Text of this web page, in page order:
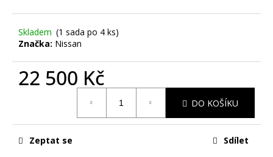
Skladem (1 sada po 4 ks)
Značka: Nissan
22 500 Kč
DO KOŠÍKU
Zeptat se Sdílet
e
LETNÍ
ŠKODA
KAROQ
5X112
R19
(57A601025R)